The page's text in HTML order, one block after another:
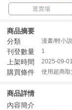
逛賣場
商品摘要
分類
漫畫/輕小
刊登數量 1
上架時間 2025-09-
購買條件 使用超商
商品詳情
內容簡介